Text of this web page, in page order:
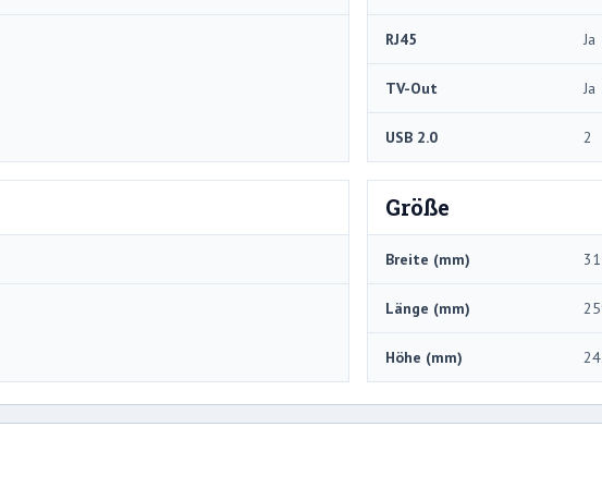
RJ45 Ja
TV-Out Ja
USB 2.0 2
Größe
Breite (mm)
Länge (mm)
Höhe (mm)